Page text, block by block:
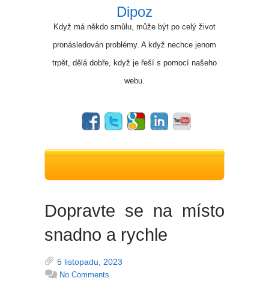
Dipoz
Když má někdo smůlu, může být po celý život
pronásledován problémy. A když nechce jenom
trpět, dělá dobře, když je řeší s pomocí našeho
webu.
Dopravte se na místo
snadno a rychle
5 listopadu, 2023
No Comments